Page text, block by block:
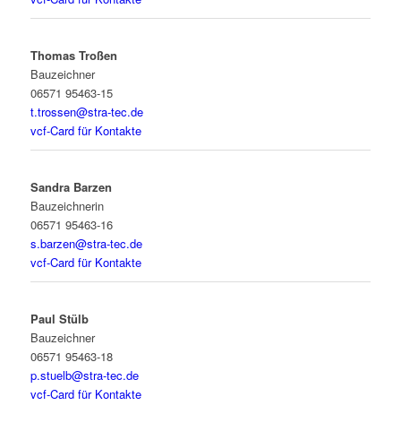
Thomas Troßen
Bauzeichner
06571 95463-15
t.trossen@stra-tec.de
vcf-Card für Kontakte
Sandra Barzen
Bauzeichnerin
06571 95463-16
s.barzen@stra-tec.de
vcf-Card für Kontakte
Paul Stülb
Bauzeichner
06571 95463-18
p.stuelb@stra-tec.de
vcf-Card für Kontakte